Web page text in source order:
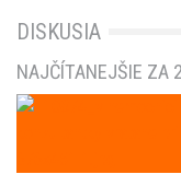
DISKUSIA
NAJČÍTANEJŠIE ZA